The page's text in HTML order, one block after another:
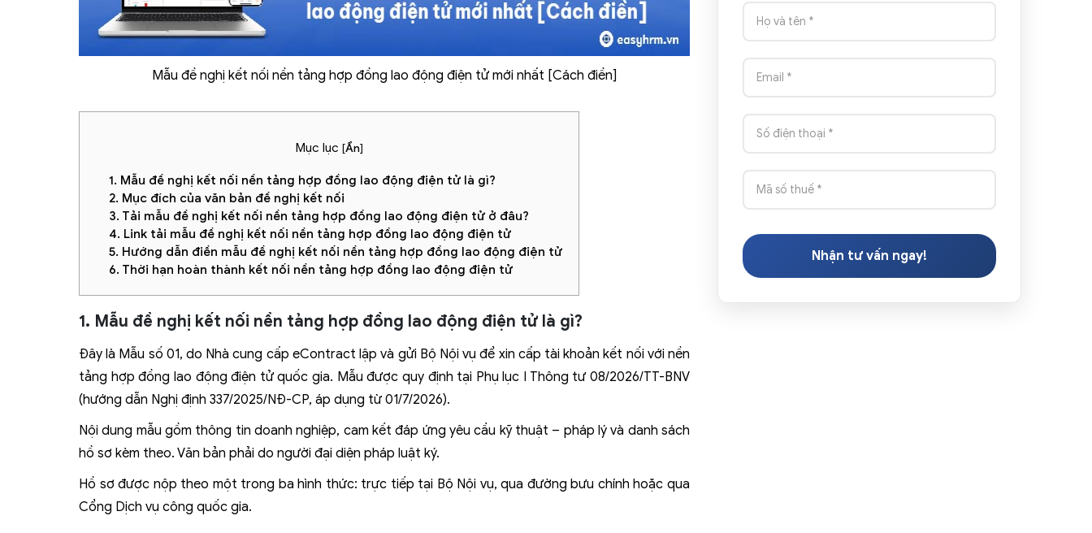
Mẫu đề nghị kết nối nền tảng hợp đồng lao động điện tử mới nhất [Cách điền]
Mục lục [Ẩn]
1. Mẫu đề nghị kết nối nền tảng hợp đồng lao động điện tử là gì?
2. Mục đích của văn bản đề nghị kết nối
3. Tải mẫu đề nghị kết nối nền tảng hợp đồng lao động điện tử ở đâu?
4. Link tải mẫu đề nghị kết nối nền tảng hợp đồng lao động điện tử
5. Hướng dẫn điền mẫu đề nghị kết nối nền tảng hợp đồng lao động điện tử
6. Thời hạn hoàn thành kết nối nền tảng hợp đồng lao động điện tử
1. Mẫu đề nghị kết nối nền tảng hợp đồng lao động điện tử là gì?
Đây là Mẫu số 01, do Nhà cung cấp eContract lập và gửi Bộ Nội vụ để xin cấp tài khoản kết nối với nền
tảng hợp đồng lao động điện tử quốc gia. Mẫu được quy định tại Phụ lục I Thông tư 08/2026/TT-BNV
(hướng dẫn Nghị định 337/2025/NĐ-CP, áp dụng từ 01/7/2026).
Nội dung mẫu gồm thông tin doanh nghiệp, cam kết đáp ứng yêu cầu kỹ thuật – pháp lý và danh sách
hồ sơ kèm theo. Văn bản phải do người đại diện pháp luật ký.
Hồ sơ được nộp theo một trong ba hình thức: trực tiếp tại Bộ Nội vụ, qua đường bưu chính hoặc qua
Cổng Dịch vụ công quốc gia.
Nhận tư vấn ngay!